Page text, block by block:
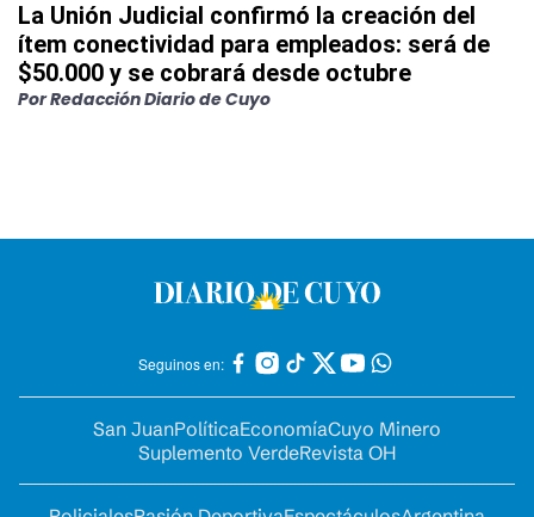
La Unión Judicial confirmó la creación del
ítem conectividad para empleados: será de
$50.000 y se cobrará desde octubre
PorRedacción Diario de Cuyo
Seguinos en:
San JuanPolíticaEconomíaCuyo Minero
Suplemento VerdeRevista OH